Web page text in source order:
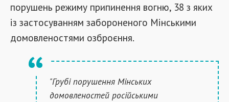
порушень режиму припинення вогню, 38 з яких
із застосуванням забороненого Мінськими
домовленостями озброєння.
"Грубі порушення Мінських
домовленостей російськими